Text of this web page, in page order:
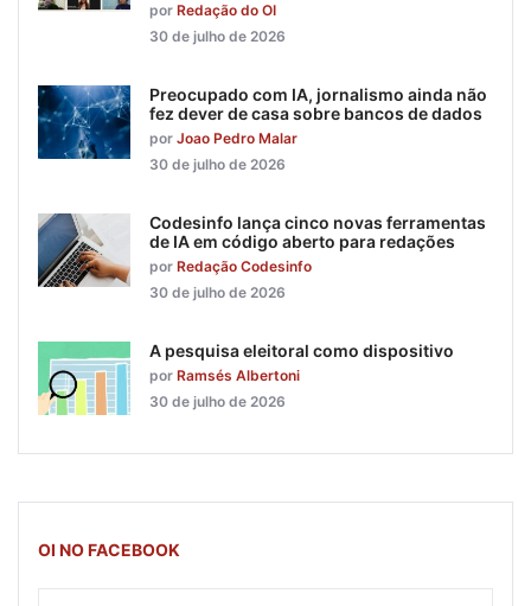
por Redação do OI
30 de julho de 2026
Preocupado com IA, jornalismo ainda não
fez dever de casa sobre bancos de dados
por Joao Pedro Malar
30 de julho de 2026
Codesinfo lança cinco novas ferramentas
de IA em código aberto para redações
por Redação Codesinfo
30 de julho de 2026
A pesquisa eleitoral como dispositivo
por Ramsés Albertoni
30 de julho de 2026
OI NO FACEBOOK